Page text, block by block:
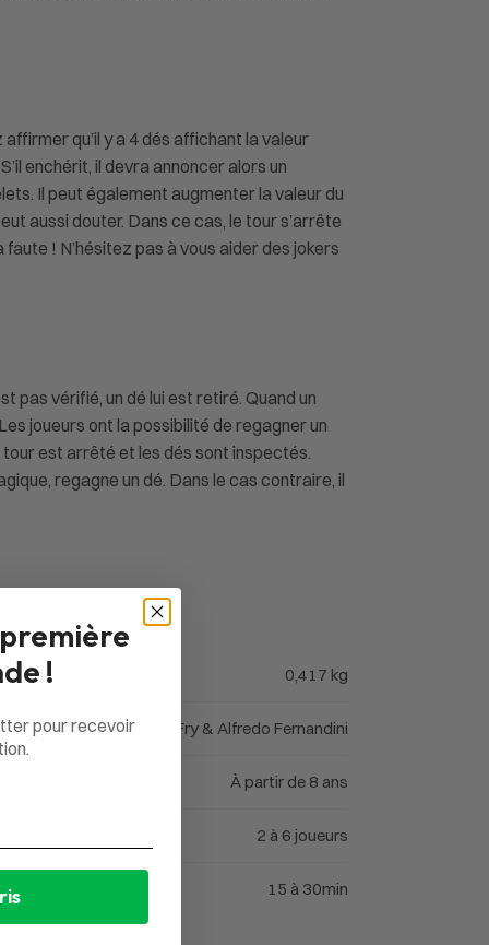
qu’il y a 4 dés affichant la valeur
enchérit, il devra annoncer alors un
Il peut également augmenter la valeur du
aussi douter. Dans ce cas, le tour s’arrête
! N’hésitez pas à vous aider des jokers
pas vérifié, un dé lui est retiré. Quand un
joueurs ont la possibilité de regagner un
tour est arrêté et les dés sont inspectés.
regagne un dé. Dans le cas contraire, il
0,417 kg
Cosmo Fry & Alfredo Fernandini
À partir de 8 ans
2 à 6 joueurs
15 à 30min
!
pour recevoir